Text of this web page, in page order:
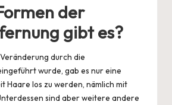
der
gibt es?
durch die
wurde, gab es nur eine
Haare los zu werden, nämlich mit
sind aber weitere andere